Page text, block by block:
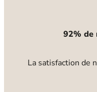
92% de
La satisfaction de